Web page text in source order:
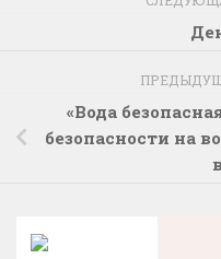
«Вода
безопасности на